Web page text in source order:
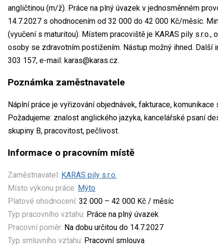
angličtinou (m/ž). Práce na plný úvazek v jednosměnném
14.7.2027 s ohodnocením od 32 000 do 42 000 Kč/měsíc.
(vyučení s maturitou). Místem pracoviště je KARAS pily s.r.o.,
osoby se zdravotním postižením. Nástup možný ihned. Další
303 157, e-mail: karas@karas.cz.
Poznámka zaměstnavatele
Náplní práce je vyřizování objednávek, fakturace,
Požadujeme: znalost anglického jazyka, kancelářské psaní
skupiny B, pracovitost, pečlivost.
Informace o pracovním místě
Zaměstnavatel: KARAS pily s.r.o.
Místo výkonu práce: Mýto
Platové ohodnocení: 32 000 – 42 000 Kč / měsíc
Typ pracovního vztahu: Práce na plný úvazek
Pracovní poměr: Na dobu určitou do 14.7.2027
Typ smluvního vztahu: Pracovní smlouva